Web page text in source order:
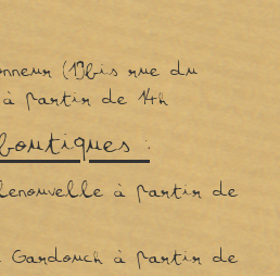
(19bis rue du
à partir de 14h
:
à partir de
Gardouch à partir de